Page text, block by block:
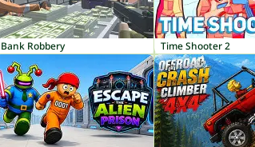
Bank Robbery Time Shooter 2